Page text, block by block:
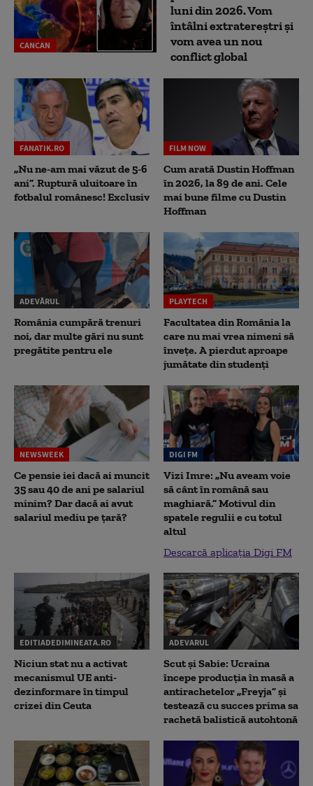
CANCAN
luni din 2026. Vom
întâlni extratereștri și
vom avea un nou
conflict global
FANATIK.RO
„Nu ne-am mai văzut de 5-6
ani”. Ruptură uluitoare în
fotbalul românesc! Exclusiv
FILM NOW
Cum arată Dustin Hoffman
în 2026, la 89 de ani. Cele
mai bune filme cu Dustin
Hoffman
ADEVĂRUL
România cumpără trenuri
noi, dar multe gări nu sunt
pregătite pentru ele
PLAYTECH
Facultatea din România la
care nu mai vrea nimeni să
înveţe. A pierdut aproape
jumătate din studenţi
NEWSWEEK
Ce pensie iei dacă ai muncit
35 sau 40 de ani pe salariul
minim? Dar dacă ai avut
salariul mediu pe țară?
DIGI FM
Vizi Imre: „Nu aveam voie
să cânt în română sau
maghiară.” Motivul din
spatele regulii e cu totul
altul
Descarcă aplicația Digi FM
EDITIADEDIMINEATA.RO
Niciun stat nu a activat
mecanismul UE anti-
dezinformare în timpul
crizei din Ceuta
ADEVARUL
Scut și Sabie: Ucraina
începe producția în masă a
antirachetelor „Freyja” și
testează cu succes prima sa
rachetă balistică autohtonă